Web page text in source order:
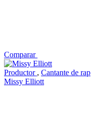
Comparar
Productor , Cantante de rap
Missy Elliott